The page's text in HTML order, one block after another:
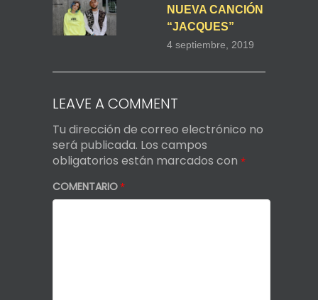
NUEVA CANCIÓN
“JACQUES”
4 septiembre, 2019
LEAVE A COMMENT
Tu dirección de correo electrónico no
será publicada. Los campos
obligatorios están marcados con *
COMENTARIO*